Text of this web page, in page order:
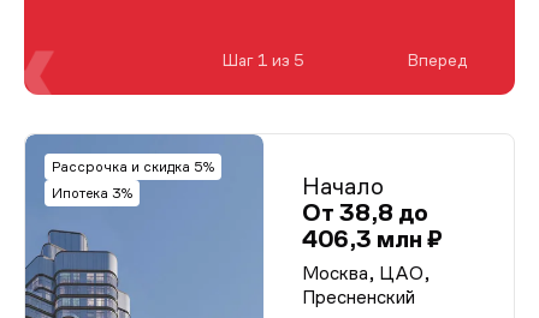
Рассрочка и скидка 5%
Ипотека 3%
Начало
От 38,8 до
406,3 млн ₽
Москва, ЦАО,
Пресненский
Шаг 1 из 5 Вперед